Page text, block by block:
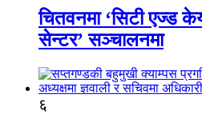
चितवनमा ‘सिटी एज्ड
सेन्टर’ सञ्चालनमा
६